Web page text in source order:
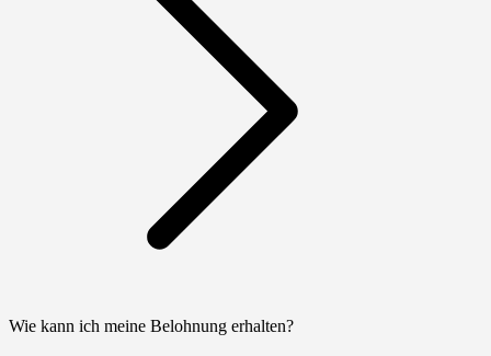
Wie kann ich meine Belohnung erhalten?